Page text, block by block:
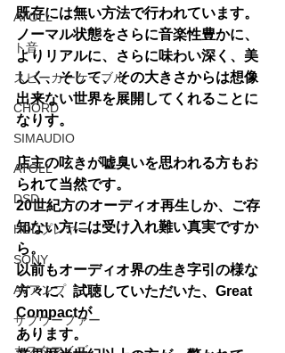
ATOLL
ト音
スピーカーケーブル
CHORD
SIMAUDIO
ATOLL
DSD
HDDプレヤー
SONY
AVアンプ
サブウーファー
既存には無い方法で行われています。
ノーマル状態をさらに音楽性豊かに、
よりリアルに、さらに味わい深く、美
しく、そして、その大きさからは想像
出来ない世界を展開してくれることに
なりす。
店主の呟きが嘘臭いを思われる方もお
られて当然です。
20世紀方のオーディオ再生しか、ご存
知ない方には受け入れ難い真実ですか
ら。
以前もオーディオ界の生き字引の様な
方々に、試聴していただいた、Great
Compactが
あります。